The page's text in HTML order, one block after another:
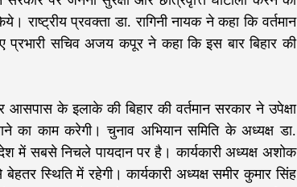
प्रवक्ता डा. रागिनी नायक ने कहा कि वर्तमान
सचिव अजय कपूर ने कहा कि इस बार बिहार की
के इलाके की बिहार की वर्तमान सरकार ने उपेक्षा
का काम करेगी। चुनाव अभियान समिति के अध्यक्ष डा.
में सबसे निचले पायदान पर है। कार्यकारी अध्यक्ष अशोक
स्थिति में रहेगी। कार्यकारी अध्यक्ष समीर कुमार सिंह